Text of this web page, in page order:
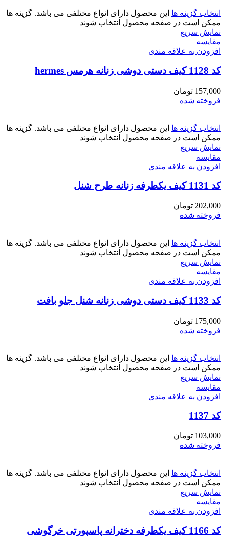
انتخاب گزینه ها این محصول دارای انواع مختلفی می باشد. گزینه ها
ممکن است در صفحه محصول انتخاب شوند
نمایش سریع
مقايسه
افزودن به علاقه مندی
کد 1128 کیف دستی دوشی زنانه هرمس hermes
157,000 تومان
فروخته شده
انتخاب گزینه ها این محصول دارای انواع مختلفی می باشد. گزینه ها
ممکن است در صفحه محصول انتخاب شوند
نمایش سریع
مقايسه
افزودن به علاقه مندی
کد 1131 کیف یکطرفه زنانه طرح شنل
202,000 تومان
فروخته شده
انتخاب گزینه ها این محصول دارای انواع مختلفی می باشد. گزینه ها
ممکن است در صفحه محصول انتخاب شوند
نمایش سریع
مقايسه
افزودن به علاقه مندی
کد 1133 کیف دستی دوشی زنانه شنل جلو بافت
175,000 تومان
فروخته شده
انتخاب گزینه ها این محصول دارای انواع مختلفی می باشد. گزینه ها
ممکن است در صفحه محصول انتخاب شوند
نمایش سریع
مقايسه
افزودن به علاقه مندی
کد 1137
103,000 تومان
فروخته شده
انتخاب گزینه ها این محصول دارای انواع مختلفی می باشد. گزینه ها
ممکن است در صفحه محصول انتخاب شوند
نمایش سریع
مقايسه
افزودن به علاقه مندی
کد 1166 کیف یکطرفه دخترانه پاسپورتی خرگوشی